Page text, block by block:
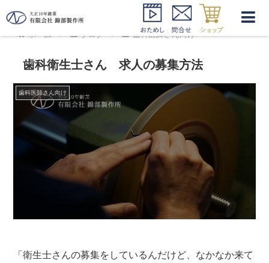
ホーム ブログ 歯科医師さん向け
歯科衛生士さん 求人の募集方法
歯科医師さん向け
「衛生士さんの募集をしているんだけど、なかなか来て